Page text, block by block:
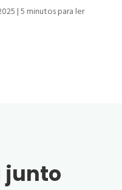
5minutos para ler
junto